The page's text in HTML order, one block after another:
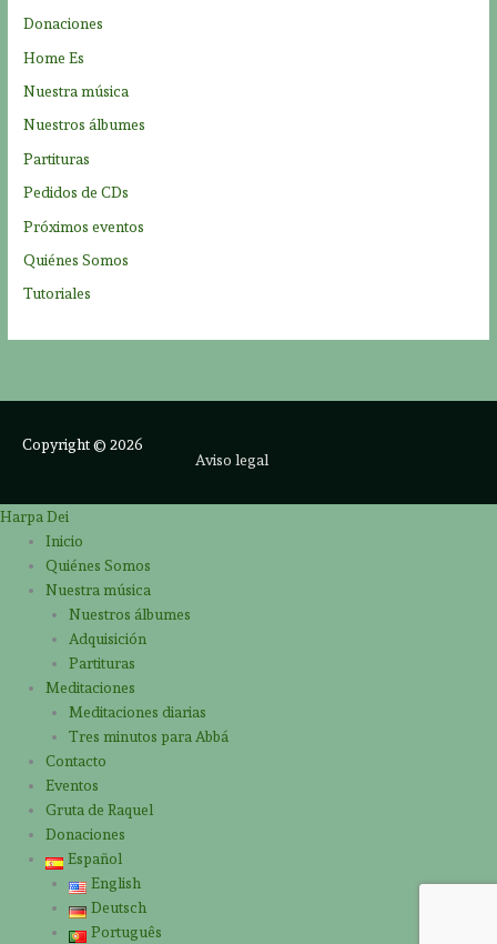
:
Donaciones
Home Es
Nuestra música
Nuestros álbumes
Partituras
Pedidos de CDs
Próximos eventos
Quiénes Somos
Tutoriales
Copyright © 2026
Aviso legal
Harpa Dei
Inicio
Quiénes Somos
Nuestra música
Nuestros álbumes
Adquisición
Partituras
Meditaciones
Meditaciones diarias
Tres minutos para Abbá
Contacto
Eventos
Gruta de Raquel
Donaciones
Español
English
Deutsch
Português